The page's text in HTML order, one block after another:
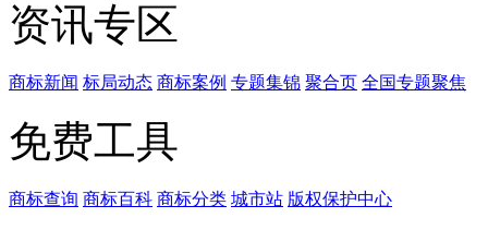
资讯专区
商标新闻 标局动态 商标案例 专题集锦 聚合页 全国专题聚焦
免费工具
商标查询 商标百科 商标分类 城市站 版权保护中心